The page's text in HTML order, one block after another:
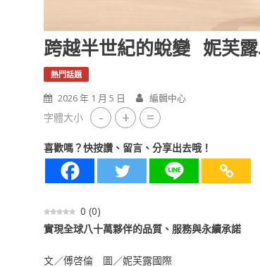
跨越半世紀的蛻變 妮芙
熱門話題
2026 年 1 月 5 日 編輯中心
字體大小 - + =
喜歡嗎？快按讚、留言、分享出去哦！
0 (0)
實現全球八十萬夥伴的品質、服務與永續承諾
文／傅啓倫 圖／妮芙露國際